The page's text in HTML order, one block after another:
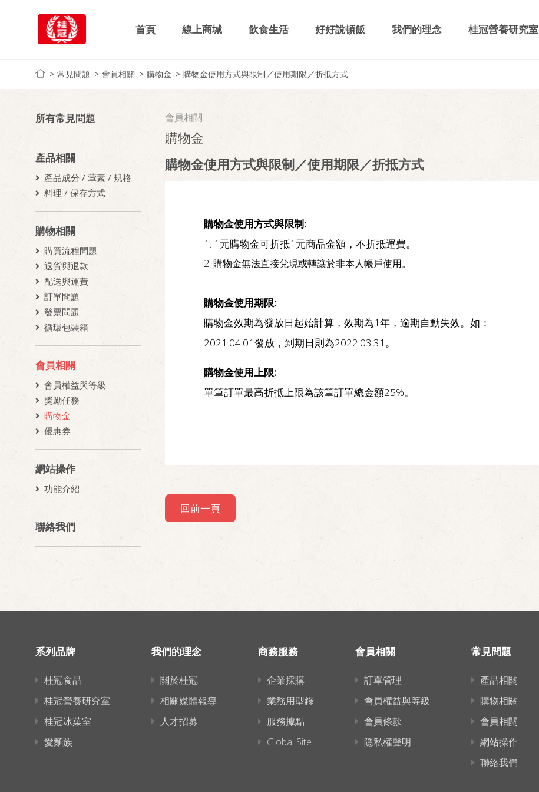
首頁 線上商城 飲食生活 好好說頓飯 我們的理念 桂冠營養研究室
常見問題 會員相關 購物金 購物金使用方式與限制／使用期限／折抵方式
所有常見問題
產品相關
產品成分 / 葷素 / 規格
料理 / 保存方式
購物相關
購買流程問題
退貨與退款
配送與運費
訂單問題
發票問題
循環包裝箱
會員相關
會員權益與等級
獎勵任務
購物金
優惠券
網站操作
功能介紹
聯絡我們
會員相關
購物金
購物金使用方式與限制／使用期限／折抵方式
購物金使用方式與限制:
1. 1元購物金可折抵1元商品金額，不折抵運費。
2. 購物金無法直接兌現或轉讓於非本人帳戶使用。
購物金使用期限:
購物金效期為發放日起始計算，效期為1年，逾期自動失效。如：
2021.04.01發放，到期日則為2022.03.31。
購物金使用上限:
單筆訂單最高折抵上限為該筆訂單總金額25%。
回前一頁
系列品牌
桂冠食品
桂冠營養研究室
桂冠冰菓室
愛麵族
我們的理念
關於桂冠
相關媒體報導
人才招募
商務服務
企業採購
業務用型錄
服務據點
Global Site
會員相關
訂單管理
會員權益與等級
會員條款
隱私權聲明
常見問題
產品相關
購物相關
會員相關
網站操作
聯絡我們